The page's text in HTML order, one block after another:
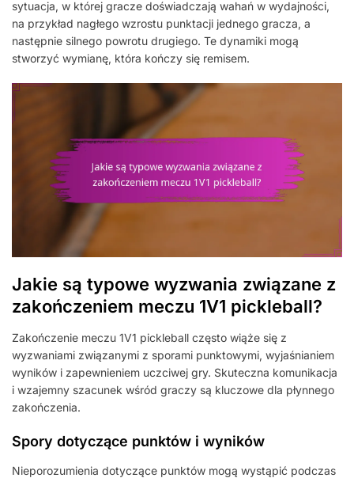
sytuacja, w której gracze doświadczają wahań w wydajności,
na przykład nagłego wzrostu punktacji jednego gracza, a
następnie silnego powrotu drugiego. Te dynamiki mogą
stworzyć wymianę, która kończy się remisem.
Jakie są typowe wyzwania związane z
zakończeniem meczu 1V1 pickleball?
Zakończenie meczu 1V1 pickleball często wiąże się z
wyzwaniami związanymi z sporami punktowymi, wyjaśnianiem
wyników i zapewnieniem uczciwej gry. Skuteczna komunikacja
i wzajemny szacunek wśród graczy są kluczowe dla płynnego
zakończenia.
Spory dotyczące punktów i wyników
Nieporozumienia dotyczące punktów mogą wystąpić podczas